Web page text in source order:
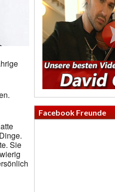
Sie
Facebook Freunde